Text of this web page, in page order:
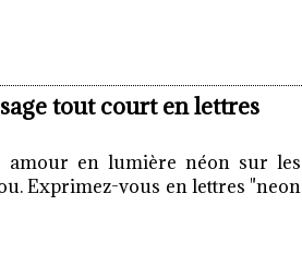
tout court en lettres
amour en lumière néon sur les
Exprimez-vous en lettres "neon